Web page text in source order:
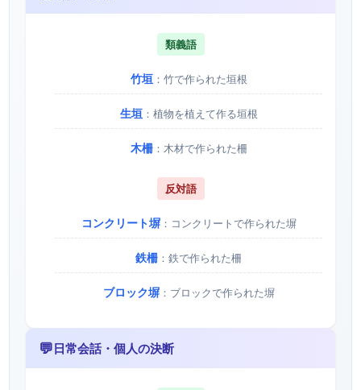
類義語
竹垣：竹で作られた垣根
生垣：植物を植えて作る垣根
木柵：木材で作られた柵
反対語
コンクリート塀：コンクリートで作られた塀
鉄柵 ：鉄で作られた柵
ブロック塀：ブロックで作られた塀
💬日常会話・個人の決断